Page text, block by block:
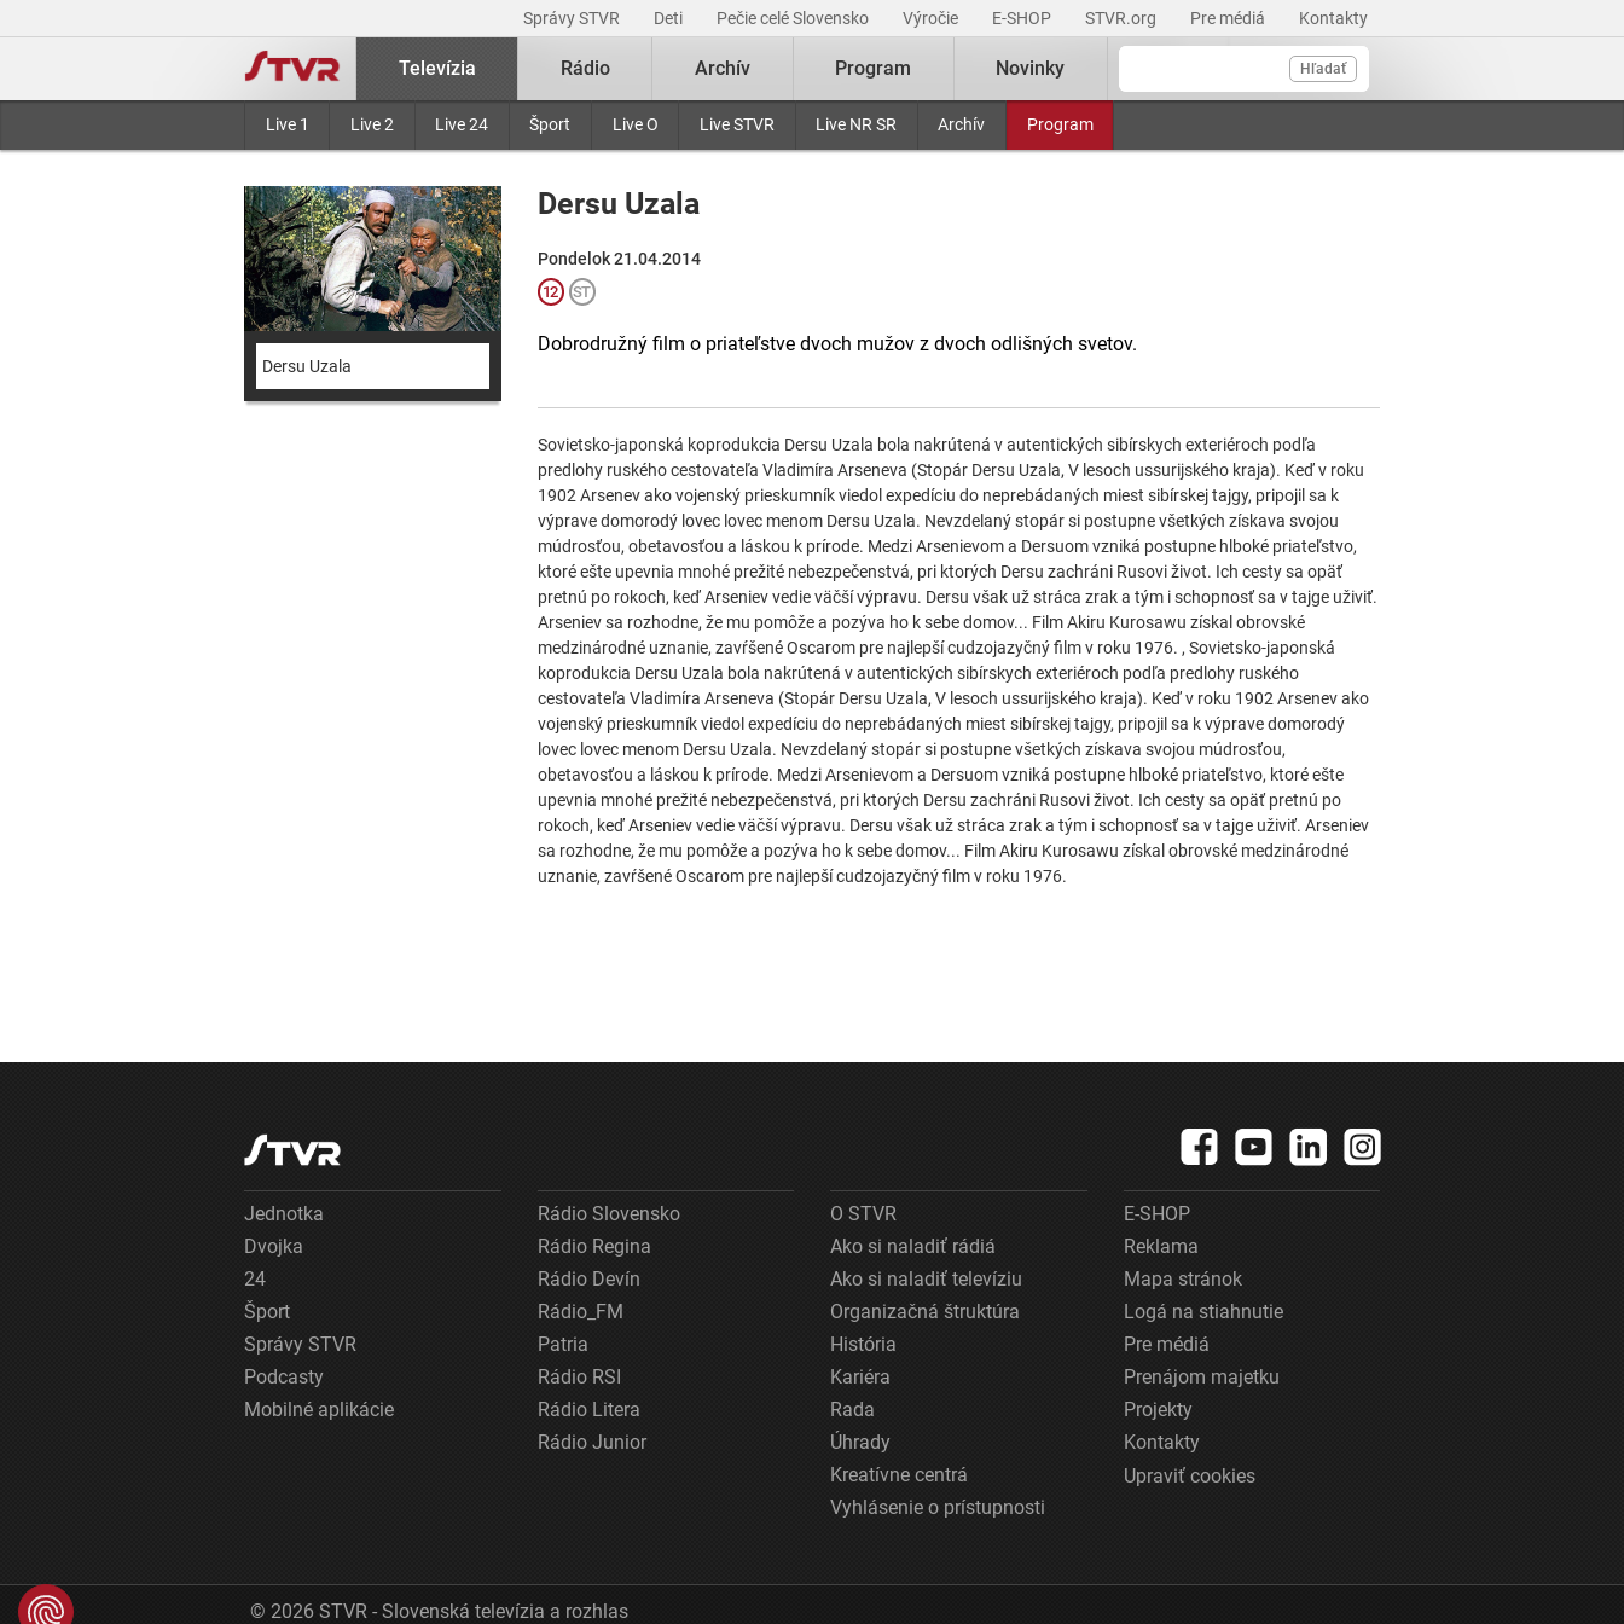
Správy STVR Deti Pečie celé Slovensko Výročie E-SHOP STVR.org Pre médiá Kontakty
Hľadať
Televízia
Live 1 Live 2 Live 24 Šport Live O Live STVR Live NR SR Archív Program
Rádio Archív Program Novinky
Dersu Uzala
Dersu Uzala
Pondelok 21.04.2014
Dobrodružný film o priateľstve dvoch mužov z dvoch odlišných svetov.
Sovietsko-japonská koprodukcia Dersu Uzala bola nakrútená v autentických sibírskych exteriéroch podľa
predlohy ruského cestovateľa Vladimíra Arseneva (Stopár Dersu Uzala, V lesoch ussurijského kraja). Keď v roku
1902 Arsenev ako vojenský prieskumník viedol expedíciu do neprebádaných miest sibírskej tajgy, pripojil sa k
výprave domorodý lovec lovec menom Dersu Uzala. Nevzdelaný stopár si postupne všetkých získava svojou
múdrosťou, obetavosťou a láskou k prírode. Medzi Arsenievom a Dersuom vzniká postupne hlboké priateľstvo,
ktoré ešte upevnia mnohé prežité nebezpečenstvá, pri ktorých Dersu zachráni Rusovi život. Ich cesty sa opäť
pretnú po rokoch, keď Arseniev vedie väčší výpravu. Dersu však už stráca zrak a tým i schopnosť sa v tajge uživiť.
Arseniev sa rozhodne, že mu pomôže a pozýva ho k sebe domov... Film Akiru Kurosawu získal obrovské
medzinárodné uznanie, zavŕšené Oscarom pre najlepší cudzojazyčný film v roku 1976. , Sovietsko-japonská
koprodukcia Dersu Uzala bola nakrútená v autentických sibírskych exteriéroch podľa predlohy ruského
cestovateľa Vladimíra Arseneva (Stopár Dersu Uzala, V lesoch ussurijského kraja). Keď v roku 1902 Arsenev ako
vojenský prieskumník viedol expedíciu do neprebádaných miest sibírskej tajgy, pripojil sa k výprave domorodý
lovec lovec menom Dersu Uzala. Nevzdelaný stopár si postupne všetkých získava svojou múdrosťou,
obetavosťou a láskou k prírode. Medzi Arsenievom a Dersuom vzniká postupne hlboké priateľstvo, ktoré ešte
upevnia mnohé prežité nebezpečenstvá, pri ktorých Dersu zachráni Rusovi život. Ich cesty sa opäť pretnú po
rokoch, keď Arseniev vedie väčší výpravu. Dersu však už stráca zrak a tým i schopnosť sa v tajge uživiť. Arseniev
sa rozhodne, že mu pomôže a pozýva ho k sebe domov... Film Akiru Kurosawu získal obrovské medzinárodné
uznanie, zavŕšené Oscarom pre najlepší cudzojazyčný film v roku 1976.
Jednotka
Dvojka
24
Šport
Správy STVR
Podcasty
Mobilné aplikácie
Rádio Slovensko
Rádio Regina
Rádio Devín
Rádio_FM
Patria
Rádio RSI
Rádio Litera
Rádio Junior
O STVR
Ako si naladiť rádiá
Ako si naladiť televíziu
Organizačná štruktúra
História
Kariéra
Rada
Úhrady
Kreatívne centrá
Vyhlásenie o prístupnosti
E-SHOP
Reklama
Mapa stránok
Logá na stiahnutie
Pre médiá
Prenájom majetku
Projekty
Kontakty
Upraviť cookies
© 2026 STVR - Slovenská televízia a rozhlas